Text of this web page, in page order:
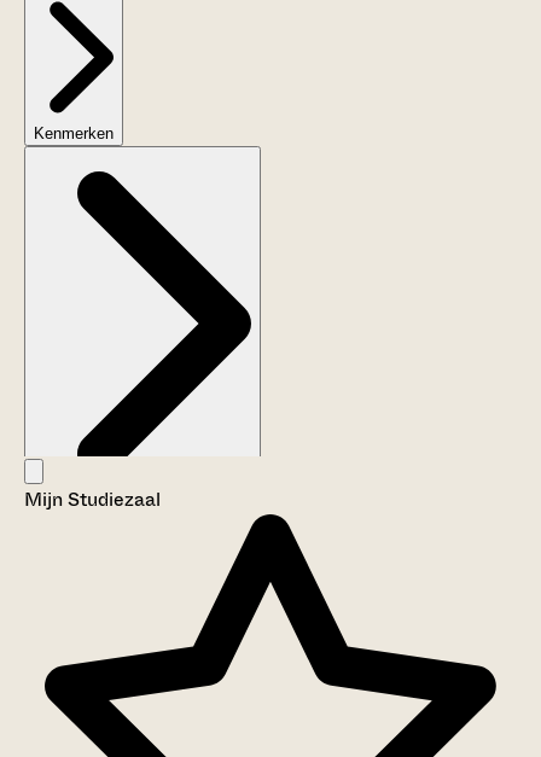
Kenmerken
Aanwijzingen voor de gebruiker
Mijn Studiezaal